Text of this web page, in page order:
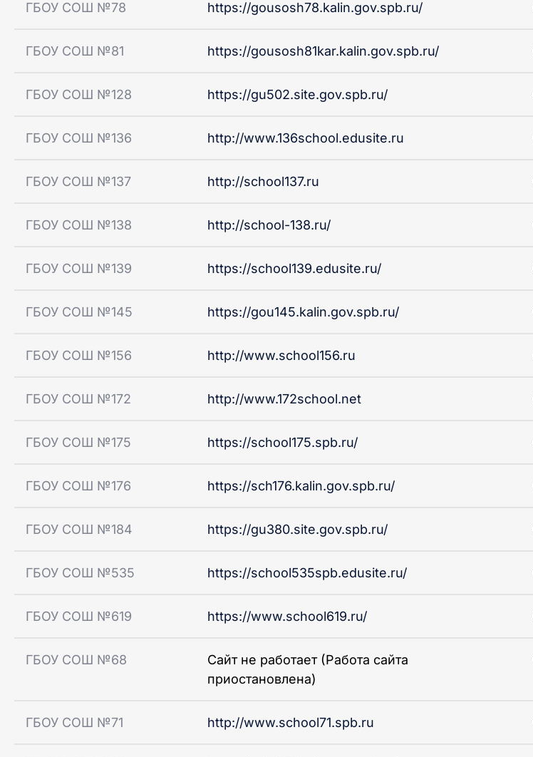
ГБОУ СОШ №78 https://gousosh78.kalin.gov.spb.ru/
ГБОУ СОШ №81 https://gousosh81kar.kalin.gov.spb.ru/
ГБОУ СОШ №128 https://gu502.site.gov.spb.ru/
ГБОУ СОШ №136 http://www.136school.edusite.ru
ГБОУ СОШ №137 http://school137.ru
ГБОУ СОШ №138 http://school-138.ru/
ГБОУ СОШ №139 https://school139.edusite.ru/
ГБОУ СОШ №145 https://gou145.kalin.gov.spb.ru/
ГБОУ СОШ №156 http://www.school156.ru
ГБОУ СОШ №172 http://www.172school.net
ГБОУ СОШ №175 https://school175.spb.ru/
ГБОУ СОШ №176 https://sch176.kalin.gov.spb.ru/
ГБОУ СОШ №184 https://gu380.site.gov.spb.ru/
ГБОУ СОШ №535 https://school535spb.edusite.ru/
ГБОУ СОШ №619 https://www.school619.ru/
ГБОУ СОШ №68
Сайт не работает (Работа сайта
приостановлена)
ГБОУ СОШ №71 http://www.school71.spb.ru